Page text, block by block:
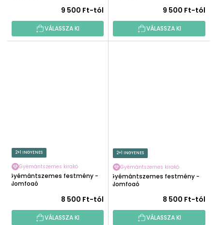
9 500 Ft-tól
VÁLASSZA KI
9 500 Ft-tól
VÁLASSZA KI
2+1 INGYENES
Gyémántszemes kirakó
Gyémántszemes festmény -
Álomfogó
8 500 Ft-tól
VÁLASSZA KI
2+1 INGYENES
Gyémántszemes kirakó
Gyémántszemes festmény -
Álomfogó
8 500 Ft-tól
VÁLASSZA KI